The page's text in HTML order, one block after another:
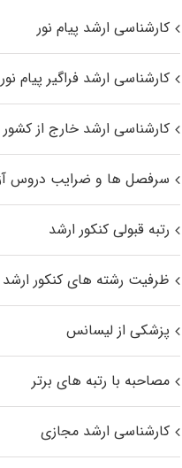
کارشناسی ارشد پیام نور
کارشناسی ارشد فراگیر پیام نور
کارشناسی ارشد خارج از کشور
سرفصل ها و ضرایب دروس
رتبه قبولی کنکور ارشد
ظرفیت رشته های کنکور ارشد
پزشکی از لیسانس
مصاحبه با رتبه های برتر
کارشناسی ارشد مجازی